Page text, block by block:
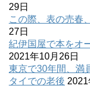
29日
この際、表の売春
27日
紀伊国屋で本をオ
2021年10月26日
東京で30年間、満
タイでの老後 2021